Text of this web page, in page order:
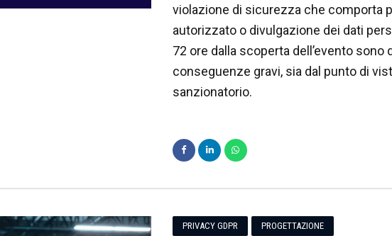
violazione di sicurezza che comporta
autorizzato o divulgazione dei dati
72 ore dalla scoperta dell’evento sono
conseguenze gravi, sia dal punto di
sanzionatorio.
PRIVACY GDPR PROGETTAZIONE